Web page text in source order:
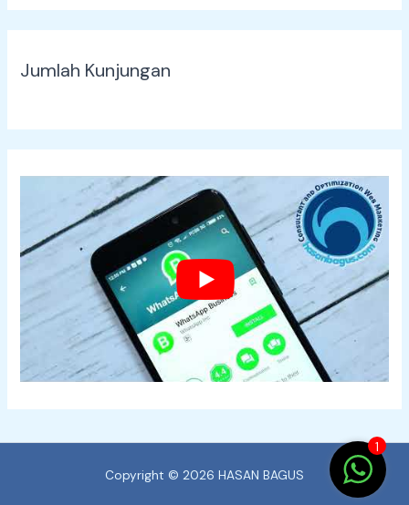
Jumlah Kunjungan
Copyright © 2026 HASAN BAGUS
1